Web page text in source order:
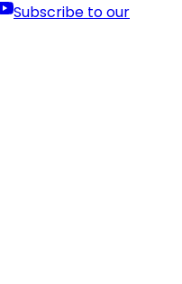
Subscribe to our